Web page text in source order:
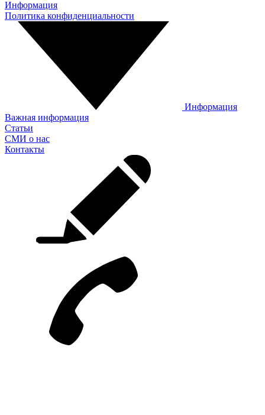
Информация
Политика конфиденциальности
Информация
Важная информация
Статьи
СМИ о нас
Контакты